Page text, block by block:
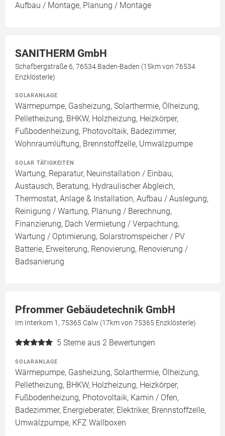
Aufbau / Montage, Planung / Montage
SANITHERM GmbH
Schafbergstraße 6, 76534 Baden-Baden (15km von 76534
Enzklösterle)
SOLARANLAGE
Wärmepumpe, Gasheizung, Solarthermie, Ölheizung,
Pelletheizung, BHKW, Holzheizung, Heizkörper,
Fußbodenheizung, Photovoltaik, Badezimmer,
Wohnraumlüftung, Brennstoffzelle, Umwälzpumpe
SOLAR TÄTIGKEITEN
Wartung, Reparatur, Neuinstallation / Einbau,
Austausch, Beratung, Hydraulischer Abgleich,
Thermostat, Anlage & Installation, Aufbau / Auslegung,
Reinigung / Wartung, Planung / Berechnung,
Finanzierung, Dach Vermietung / Verpachtung,
Wartung / Optimierung, Solarstromspeicher / PV
Batterie, Erweiterung, Renovierung, Renovierung /
Badsanierung
Pfrommer Gebäudetechnik GmbH
Im Interkom 1, 75365 Calw (17km von 75365 Enzklösterle)
5 Sterne aus 2 Bewertungen
SOLARANLAGE
Wärmepumpe, Gasheizung, Solarthermie, Ölheizung,
Pelletheizung, BHKW, Holzheizung, Heizkörper,
Fußbodenheizung, Photovoltaik, Kamin / Ofen,
Badezimmer, Energieberater, Elektriker, Brennstoffzelle,
Umwälzpumpe, KFZ Wallboxen